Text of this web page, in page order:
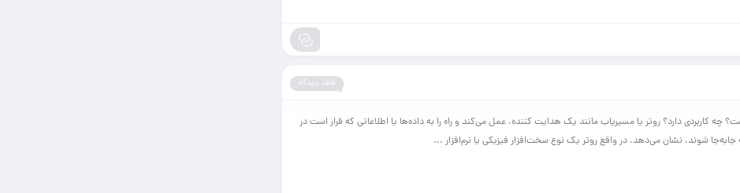
فاقد دیدگاه
چه کاربردی دارد؟ روتر یا مسیریاب مانند یک هدایت کننده، عمل می‌کند و راه را به داده‌ها یا اطلاعاتی که قرار است در
شوند، نشان می‌دهد. در واقع روتر یک نوع سخت‌افزار فیزیکی یا نرم‌افزار ...